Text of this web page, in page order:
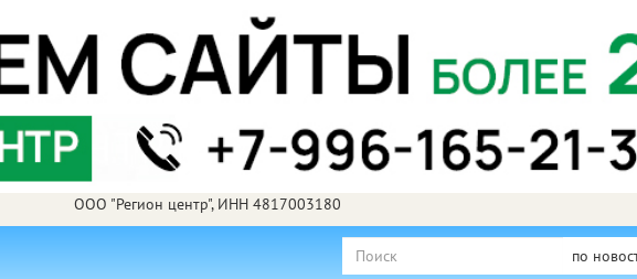
ООО "Регион центр", ИНН 4817003180
по